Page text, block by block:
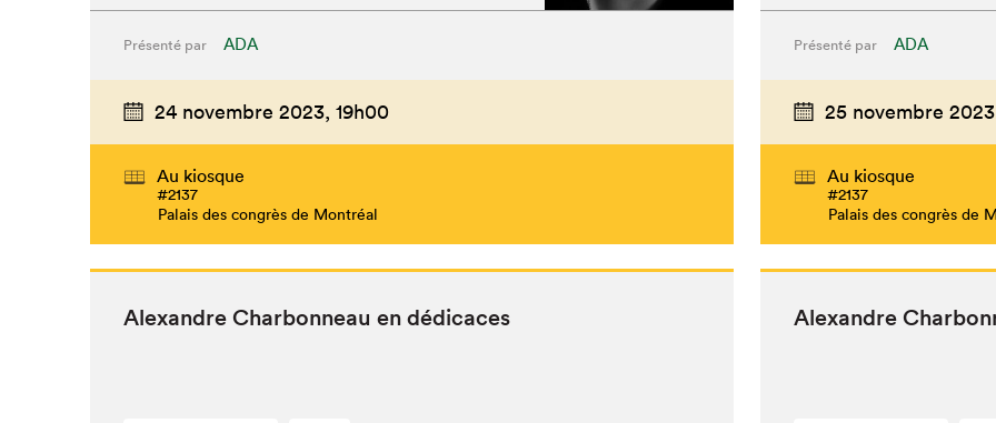
Présenté par ADA
24 novembre 2023, 19h00
Au kiosque
#2137
Palais des congrès de Montréal
Présenté par ADA
25 novembre
Au kiosque
#2137
Palais des congrès de
Alexan­dre Char­bon­neau en dédicaces Alexan­dre